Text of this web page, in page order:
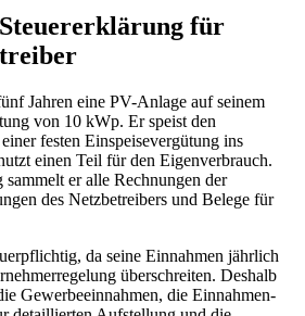
für
Jahren eine PV-Anlage auf seinem
von 10 kWp. Er speist den
festen Einspeisevergütung ins
einen Teil für den Eigenverbrauch.
sammelt er alle Rechnungen der
des Netzbetreibers und Belege für
da seine Einnahmen jährlich
überschreiten. Deshalb
Gewerbeeinnahmen, die Einnahmen-